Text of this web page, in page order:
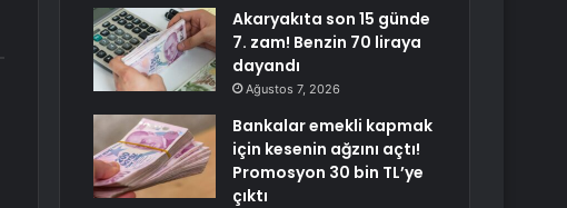
Akaryakıta son 15 günde
7. zam! Benzin 70 liraya
dayandı
Ağustos 7, 2026
Bankalar emekli kapmak
için kesenin ağzını açtı!
Promosyon 30 bin TL’ye
çıktı